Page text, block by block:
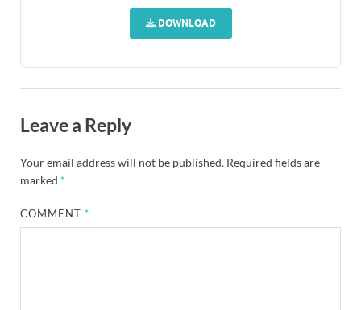
DOWNLOAD
Leave a Reply
Your email address will not be published. Required fields are
marked *
COMMENT*